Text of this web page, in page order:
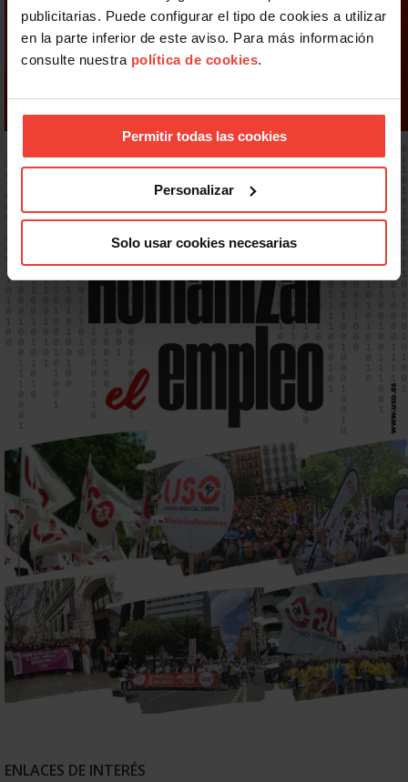
publicitarias. Puede configurar el tipo de cookies a utilizar
en la parte inferior de este aviso. Para más información
consulte nuestra política de cookies.
Permitir todas las cookies
Personalizar
Solo usar cookies necesarias
ENLACES DE INTERÉS